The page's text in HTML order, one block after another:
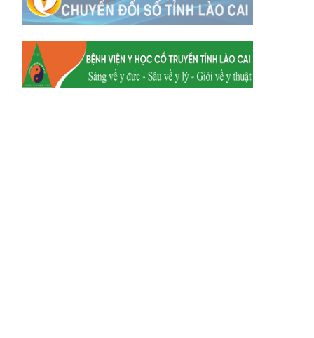
Xã Mường
Hum
Xã Dền Sáng
Xã Y Tý
Xã A Mú Sung
Xã Trịnh Tường
Xã Nậm Chày